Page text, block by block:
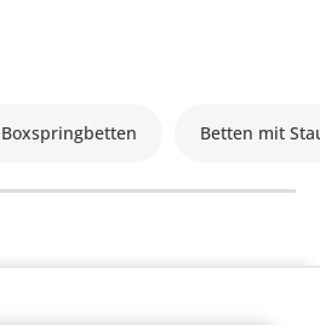
Boxspringbetten Betten mit